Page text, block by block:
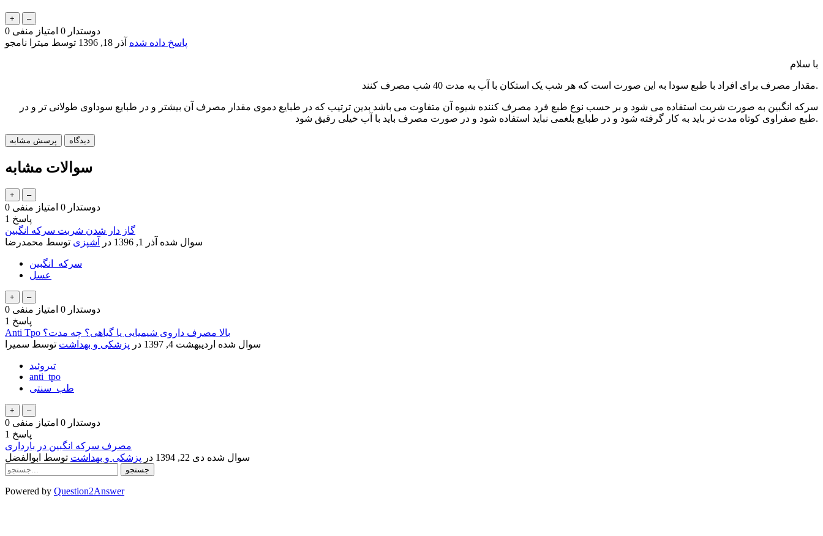
0 دوستدار 0 امتیاز منفی
پاسخ داده شده آذر 18, 1396 توسط میترا نامجو
با سلام
مقدار مصرف برای افراد با طبع سودا به این صورت است که هر شب یک استکان با آب به مدت 40 شب مصرف کنند.
سرکه انگبین به صورت شربت استفاده می شود و بر حسب نوع طبع فرد مصرف کننده شیوه آن متفاوت می باشد بدین ترتیب که در طبایع دموی مقدار مصرف آن بیشتر و در طبایع سوداوی طولانی تر و در
طبع صفراوی کوتاه مدت تر باید به کار گرفته شود و در طبایع بلغمی نباید استفاده شود و در صورت مصرف باید با آب خیلی رقیق شود.
سوالات مشابه
0 دوستدار 0 امتیاز منفی
1 پاسخ
گاز دار شدن شربت سرکه انگبین
سوال شده آذر 1, 1396 در آشپزی توسط محمدرضا
سرکه_انگبین
عسل
0 دوستدار 0 امتیاز منفی
1 پاسخ
Anti Tpo بالا مصرف داروی شیمیایی یا گیاهی؟ چه مدت؟
سوال شده اردیبهشت 4, 1397 در پزشکی و بهداشت توسط سمیرا
تیروئید
anti_tpo
طب_سنتی
0 دوستدار 0 امتیاز منفی
1 پاسخ
مصرف سرکه انگبین در بارداری
سوال شده دی 22, 1394 در پزشکی و بهداشت توسط ابوالفضل
Powered by Question2Answer